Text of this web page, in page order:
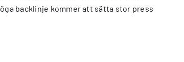
backlinje kommer att sätta stor press